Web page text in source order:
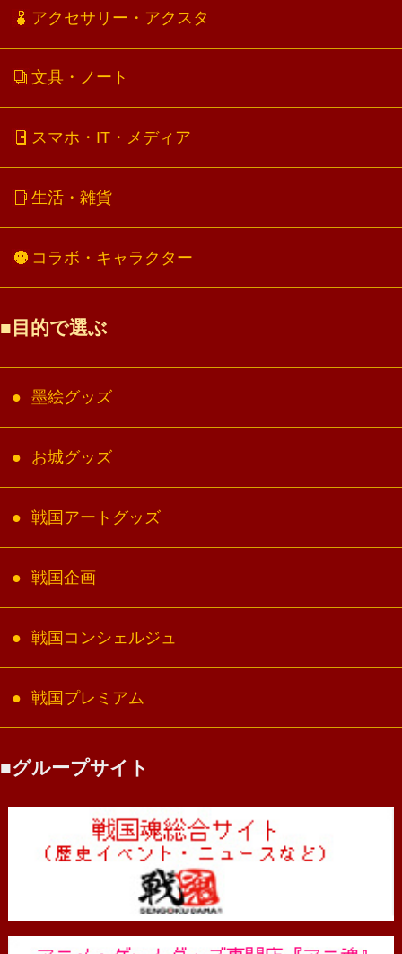
アクセサリー・アクスタ
文具・ノート
スマホ・IT・メディア
生活・雑貨
コラボ・キャラクター
目的で選ぶ
墨絵グッズ
お城グッズ
戦国アートグッズ
戦国企画
戦国コンシェルジュ
戦国プレミアム
グループサイト